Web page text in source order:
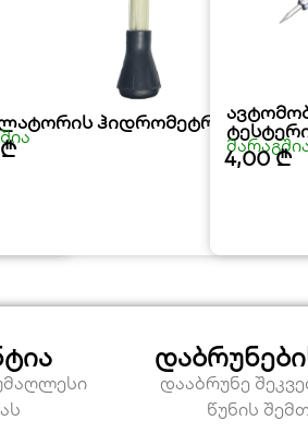
ჰიდრომეტრი
₾ 4,00₾
დააბრუნე
წუნის